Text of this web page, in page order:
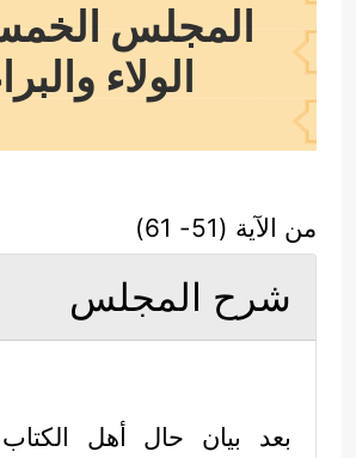
المجلس
الولاء
من الآية (51- 61)
شرح المجلس
بعد بيان حال أهل